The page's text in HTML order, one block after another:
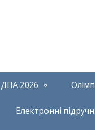
ДПА 2026
Електронні